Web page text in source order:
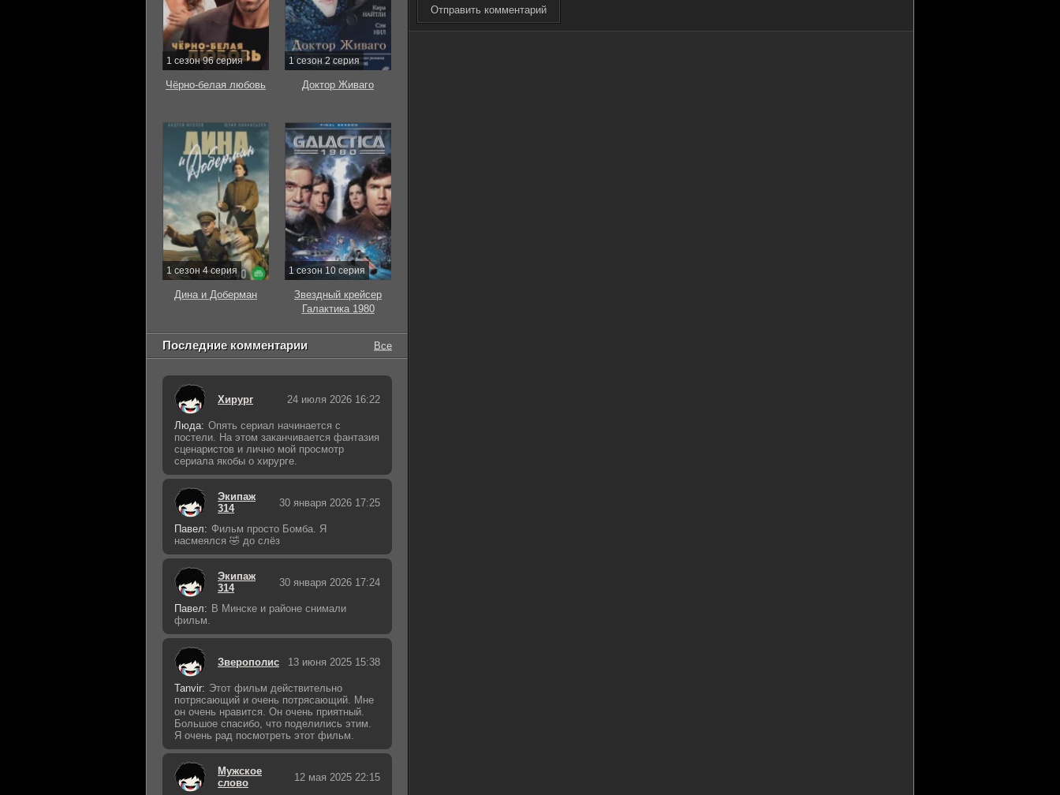
Отправить комментарий
1 сезон 96 серия
Чёрно-белая любовь
1 сезон 2 серия
Доктор Живаго
1 сезон 4 серия
Дина и Доберман
1 сезон 10 серия
Звездный крейсер
Галактика 1980
Последние комментарии Все
Хирург 24 июля 2026 16:22
Люда: Опять сериал начинается с
постели. На этом заканчивается фантазия
сценаристов и лично мой просмотр
сериала якобы о хирурге.
Экипаж
314
30 января 2026 17:25
Павел: Фильм просто Бомба. Я
насмеялся 🤣 до слёз
Экипаж
314
30 января 2026 17:24
Павел: В Минске и районе снимали
фильм.
Зверополис 13 июня 2025 15:38
Tanvir: Этот фильм действительно
потрясающий и очень потрясающий. Мне
он очень нравится. Он очень приятный.
Большое спасибо, что поделились этим.
Я очень рад посмотреть этот фильм.
Мужское
слово
12 мая 2025 22:15